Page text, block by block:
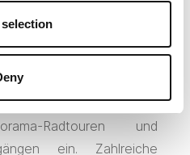
Gipfeln, die zu jeder
Panorama schaffen.
zu ausgedehnten
Radtouren und
ein. Zahlreiche